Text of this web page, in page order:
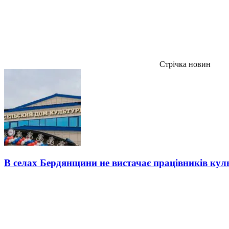
Стрічка новин
В селах Бердянщини не вистачає працівників